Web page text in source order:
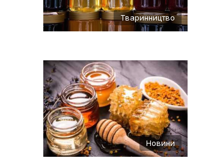
Тваринництво
Новини